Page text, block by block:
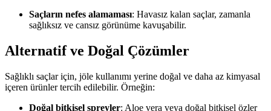
Saçların nefes alamaması: Havasız kalan saçlar, zamanla
sağlıksız ve cansız görünüme kavuşabilir.
Alternatif ve Doğal Çözümler
Sağlıklı saçlar için, jöle kullanımı yerine doğal ve daha az kimyasal
içeren ürünler tercih edilebilir. Örneğin:
Doğal bitkisel spreyler: Aloe vera veya doğal bitkisel özler